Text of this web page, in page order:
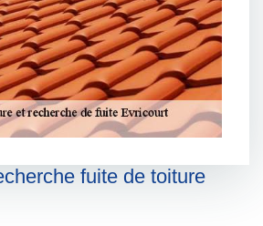
fuite de toiture